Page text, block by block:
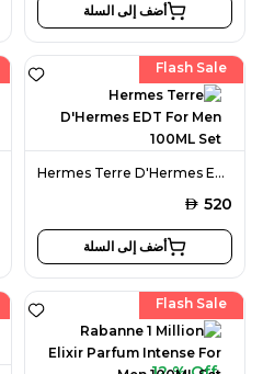
أضف إلى السلة
Flash Sale
Hermes Terre D'Hermes EDT For Men 100ML Set
AED 520
أضف إلى السلة
Flash Sale